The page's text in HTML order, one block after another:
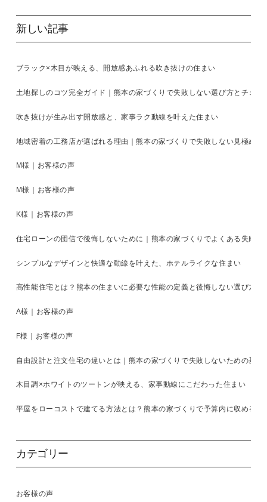
新しい記事
ブラック×木目が映える、開放感あふれる吹き抜けの住まい
土地探しのコツ完全ガイド｜熊本の家づくりで失敗しない選び方とチェッ
吹き抜けが生み出す開放感と、家事ラク動線を叶えた住まい
地域密着の工務店が選ばれる理由｜熊本の家づくりで失敗しない見極め方
M様｜お客様の声
M様｜お客様の声
K様｜お客様の声
住宅ローンの団信で後悔しないために｜熊本の家づくりでよくある失敗と
シンプルなデザインと快適な動線を叶えた、ホテルライクな住まい
高性能住宅とは？熊本の住まいに必要な性能の定義と後悔しない選び方を
A様｜お客様の声
F様｜お客様の声
自由設計と注文住宅の違いとは｜熊本の家づくりで失敗しないための基準
木目調×ホワイトのツートンが映える、家事動線にこだわった住まい
平屋をローコストで建てる方法とは？熊本の家づくりで予算内に収めるコ
カテゴリー
お客様の声